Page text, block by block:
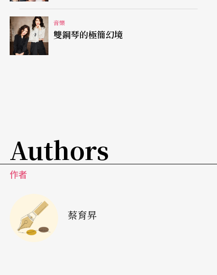
音樂
雙鋼琴的極簡幻境
Authors
作者
蔡育昇